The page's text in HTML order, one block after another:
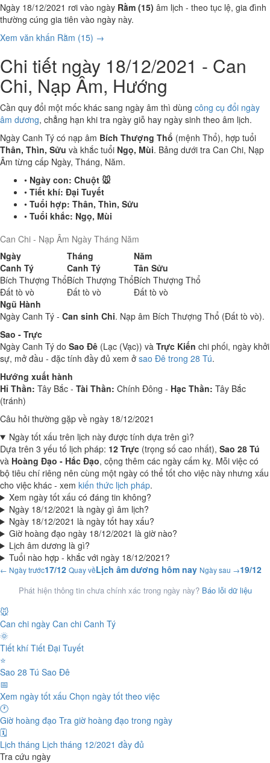
Ngày 18/12/2021 rơi vào ngày Rằm (15) âm lịch - theo tục lệ, gia đình
thường cúng gia tiên vào ngày này.
Xem văn khấn Rằm (15) →
Chi tiết ngày 18/12/2021 - Can
Chi, Nạp Âm, Hướng
Cần quy đổi một mốc khác sang ngày âm thì dùng công cụ đổi ngày
âm dương, chẳng hạn khi tra ngày giỗ hay ngày sinh theo âm lịch.
Ngày Canh Tý có nạp âm Bích Thượng Thổ (mệnh Thổ), hợp tuổi
Thân, Thìn, Sửu và khắc tuổi Ngọ, Mùi. Bảng dưới tra Can Chi, Nạp
Âm từng cấp Ngày, Tháng, Năm.
• Ngày con: Chuột 🐭
• Tiết khí: Đại Tuyết
• Tuổi hợp: Thân, Thìn, Sửu
• Tuổi khắc: Ngọ, Mùi
Can Chi - Nạp Âm Ngày Tháng Năm
Ngày
Tháng
Năm
Canh Tý
Canh Tý
Tân Sửu
Bích Thượng ThổBích Thượng ThổBích Thượng Thổ
Đất tò vò
Đất tò vò
Đất tò vò
Ngũ Hành
Ngày Canh Tý - Can sinh Chi. Nạp âm Bích Thượng Thổ (Đất tò vò).
Sao - Trực
Ngày Canh Tý do Sao Đê (Lạc (Vạc)) và Trực Kiến chi phối, ngày khởi
sự, mở đầu - đặc tính đầy đủ xem ở sao Đê trong 28 Tú.
Hướng xuất hành
Hỉ Thần: Tây Bắc - Tài Thần: Chính Đông - Hạc Thần: Tây Bắc
(tránh)
Câu hỏi thường gặp về ngày 18/12/2021
Ngày tốt xấu trên lịch này được tính dựa trên gì?
Dựa trên 3 yếu tố lịch pháp: 12 Trực (trọng số cao nhất), Sao 28 Tú
và Hoàng Đạo - Hắc Đạo, cộng thêm các ngày cấm kỵ. Mỗi việc có
bộ tiêu chí riêng nên cùng một ngày có thể tốt cho việc này nhưng xấu
cho việc khác - xem kiến thức lịch pháp.
Xem ngày tốt xấu có đáng tin không?
Ngày 18/12/2021 là ngày gì âm lịch?
Ngày 18/12/2021 là ngày tốt hay xấu?
Giờ hoàng đạo ngày 18/12/2021 là giờ nào?
Lịch âm dương là gì?
Tuổi nào hợp - khắc với ngày 18/12/2021?
← Ngày trước17/12 Quay vềLịch âm dương hôm nay Ngày sau →19/12
Phát hiện thông tin chưa chính xác trong ngày này? Báo lỗi dữ liệu
🐭
Can chi ngày Can chi Canh Tý
🌞
Tiết khí Tiết Đại Tuyết
⭐
Sao 28 Tú Sao Đê
📅
Xem ngày tốt xấu Chọn ngày tốt theo việc
🕐
Giờ hoàng đạo Tra giờ hoàng đạo trong ngày
🗓️
Lịch tháng Lịch tháng 12/2021 đầy đủ
Tra cứu ngày